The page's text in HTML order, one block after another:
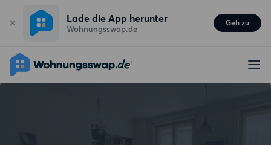
Lade die App herunter
Wohnungsswap.de
Geh zu